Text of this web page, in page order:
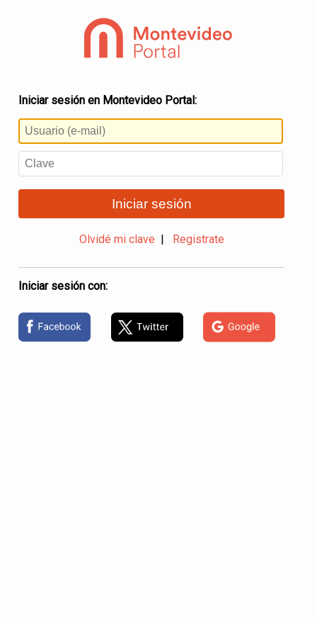
Iniciar sesión en Montevideo Portal:
Iniciar sesión
Olvidé mi clave Registrate
Iniciar sesión con: